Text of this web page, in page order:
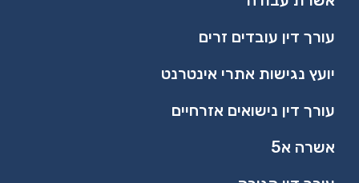
עורך דין עובדים זרים
יועץ נגישות אתרי אינטרנט
עורך דין נישואים אזרחיים
אשרה א5